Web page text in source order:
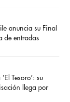
anuncia su Final
de entradas
Tesoro’: su
llega por